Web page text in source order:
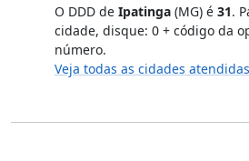
O DDD de Ipatinga (MG) é 31.
cidade, disque: 0 + código da
número.
Veja todas as cidades